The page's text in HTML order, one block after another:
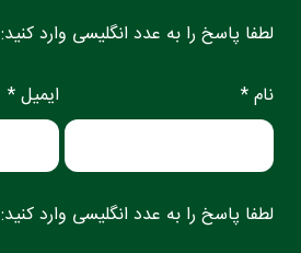
لطفا پاسخ را به عدد انگلیسی وارد کنید:
نام * ایمیل *
لطفا پاسخ را به عدد انگلیسی وارد کنید: